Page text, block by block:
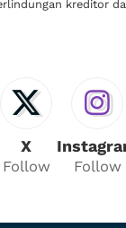
kreditor
X
Follow Follow